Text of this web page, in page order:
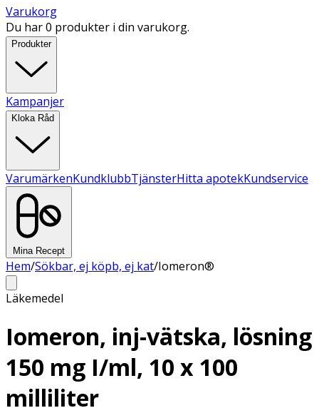
Varukorg
Du har 0 produkter i din varukorg.
Produkter
Kampanjer
Kloka Råd
VarumärkenKundklubbTjänsterHitta apotekKundservice
Mina Recept
Hem/Sökbar, ej köpb, ej kat/Iomeron®
Läkemedel
Iomeron, inj-vätska, lösning
150 mg I/ml, 10 x 100
milliliter